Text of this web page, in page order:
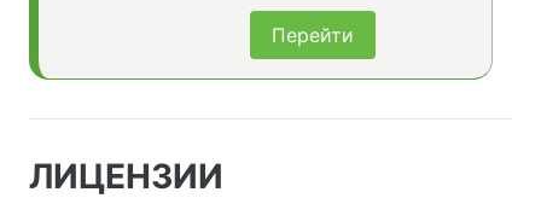
Перейти
ЛИЦЕНЗИИ